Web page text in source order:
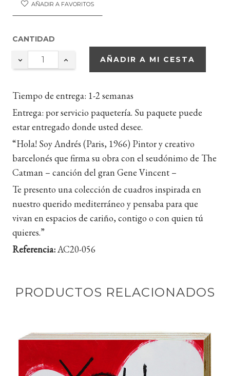
AÑADIR A FAVORITOS
CANTIDAD
AÑADIR A MI CESTA
Tiempo de entrega: 1-2 semanas
Entrega: por servicio paquetería. Su paquete puede
estar entregado donde usted desee.
“Hola! Soy Andrés (Paris, 1966) Pintor y creativo
barcelonés que firma su obra con el seudónimo de The
Catman – canción del gran Gene Vincent –
Te presento una colección de cuadros inspirada en
nuestro querido mediterráneo y pensaba para que
vivan en espacios de cariño, contigo o con quien tú
quieres.”
Referencia:AC20-056
PRODUCTOS RELACIONADOS